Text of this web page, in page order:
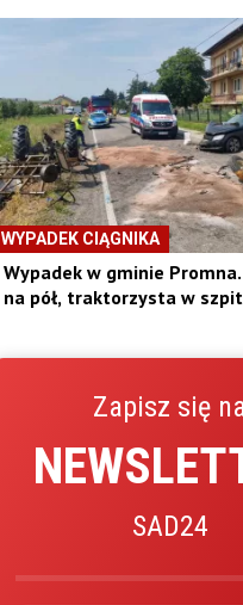
WYPADEK CIĄGNIKA
Wypadek w gminie Promna.
na pół, traktorzysta w
Zapisz się
SAD24